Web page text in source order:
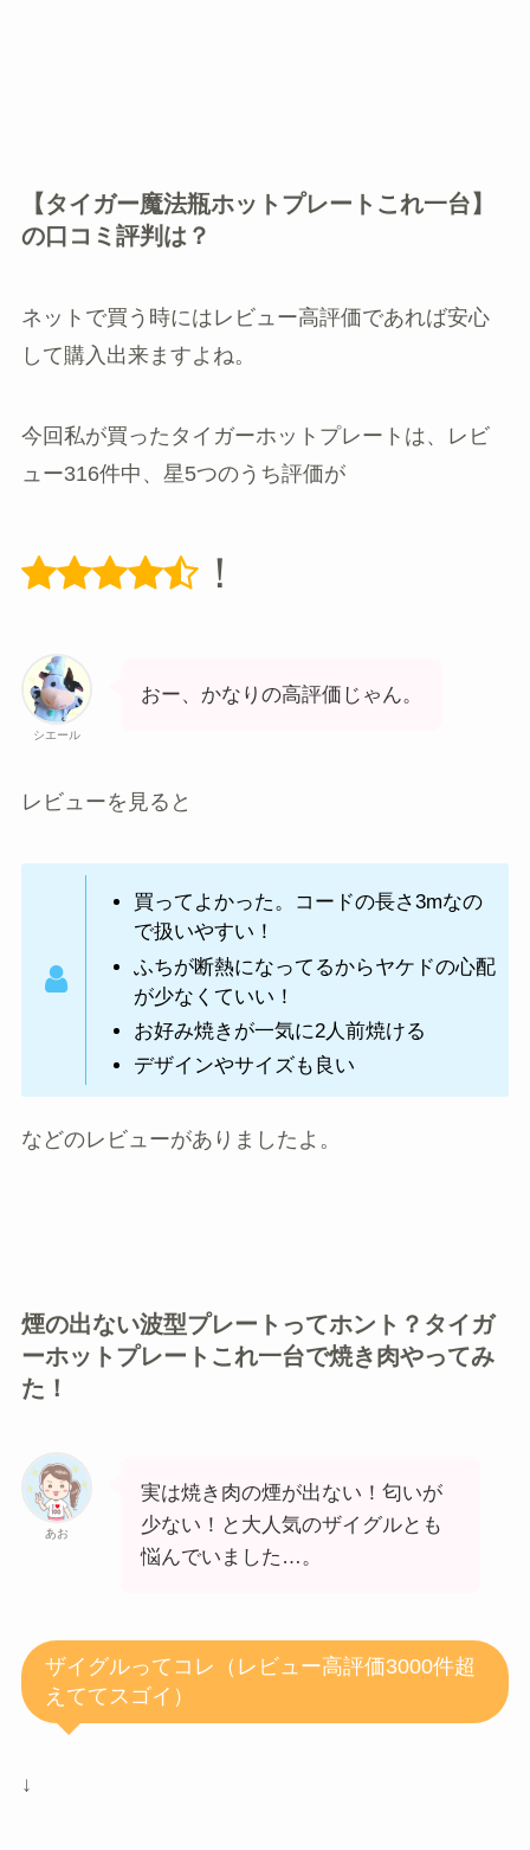
【タイガー魔法瓶ホットプレートこれ一台】
の口コミ評判は？
ネットで買う時にはレビュー高評価であれば安心
して購入出来ますよね。
今回私が買ったタイガーホットプレートは、レビ
ュー316件中、星5つのうち評価が
！
シエール
おー、かなりの高評価じゃん。
レビューを見ると
買ってよかった。コードの長さ3mなの
で扱いやすい！
ふちが断熱になってるからヤケドの心配
が少なくていい！
お好み焼きが一気に2人前焼ける
デザインやサイズも良い
などのレビューがありましたよ。
煙の出ない波型プレートってホント？タイガ
ーホットプレートこれ一台で焼き肉やってみ
た！
あお
実は焼き肉の煙が出ない！匂いが
少ない！と大人気のザイグルとも
悩んでいました…。
ザイグルってコレ（レビュー高評価3000件超
えててスゴイ）
↓